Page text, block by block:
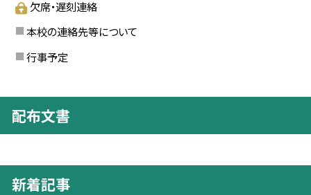
欠席・遅刻連絡
本校の連絡先等について
行事予定
配布文書
新着記事